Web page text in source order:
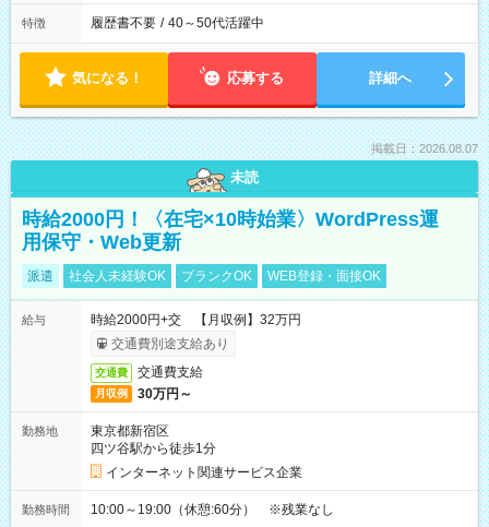
特徴 履歴書不要 / 40～50代活躍中
気になる！ 応募する 詳細へ
掲載日：2026.08.07
未読
時給2000円！〈在宅×10時始業〉WordPress運
用保守・Web更新
派遣 社会人未経験OK ブランクOK WEB登録・面接OK
給与
時給2000円+交 【月収例】32万円
交通費別途支給あり
交通費 交通費支給
月収例 30万円～
勤務地
東京都新宿区
四ツ谷駅から徒歩1分
インターネット関連サービス企業
勤務時間 10:00～19:00（休憩:60分） ※残業なし